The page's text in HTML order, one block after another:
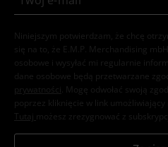
Niniejszym potwierdzam, że chcę
się na to, że E.M.P. Merchandising
osobowe i wysyłać mi regularnie
dane osobowe będą przetwarzane
prywatności . Mogę odwołać swoją
poprzez kliknięcie w link umożliwiający
Tutaj możesz zrezygnować z